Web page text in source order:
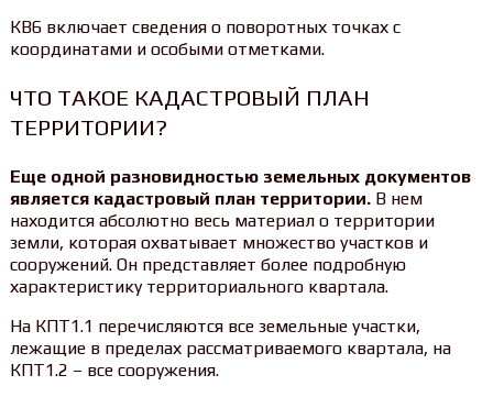
КВ6 включает сведения о поворотных точках с
координатами и особыми отметками.
ЧТО ТАКОЕ КАДАСТРОВЫЙ ПЛАН
ТЕРРИТОРИИ?
Еще одной разновидностью земельных документов
является кадастровый план территории.В нем
находится абсолютно весь материал о территории
земли, которая охватывает множество участков и
сооружений. Он представляет более подробную
характеристику территориального квартала.
На КПТ1.1 перечисляются все земельные участки,
лежащие в пределах рассматриваемого квартала, на
КПТ1.2 – все сооружения.